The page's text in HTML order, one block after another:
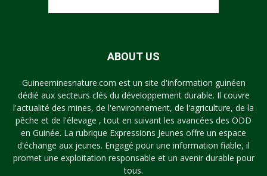
ABOUT US
Guineeminesnature.com est un site d'information guinéen
dédié aux secteurs clés du développement durable. Il couvre
l'actualité des mines, de l'environnement, de l'agriculture, de la
pêche et de l'élevage , tout en suivant les avancées des ODD
en Guinée. La rubrique Expressions Jeunes offre un espace
d'échange aux jeunes. Engagé pour une information fiable, il
promet une exploitation responsable et un avenir durable pour
tous.